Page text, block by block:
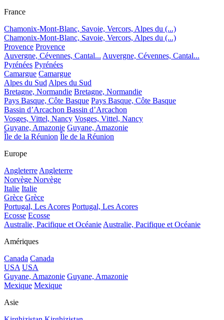
France
Chamonix-Mont-Blanc, Savoie, Vercors, Alpes du (...)
Chamonix-Mont-Blanc, Savoie, Vercors, Alpes du (...)
Provence Provence
Auvergne, Cévennes, Cantal... Auvergne, Cévennes, Cantal...
Pyrénées Pyrénées
Camargue Camargue
Alpes du Sud Alpes du Sud
Bretagne, Normandie Bretagne, Normandie
Pays Basque, Côte Basque Pays Basque, Côte Basque
Bassin d’Arcachon Bassin d’Arcachon
Vosges, Vittel, Nancy Vosges, Vittel, Nancy
Guyane, Amazonie Guyane, Amazonie
Île de la Réunion Île de la Réunion
Europe
Angleterre Angleterre
Norvège Norvège
Italie Italie
Grèce Grèce
Portugal, Les Acores Portugal, Les Acores
Ecosse Ecosse
Australie, Pacifique et Océanie Australie, Pacifique et Océanie
Amériques
Canada Canada
USA USA
Guyane, Amazonie Guyane, Amazonie
Mexique Mexique
Asie